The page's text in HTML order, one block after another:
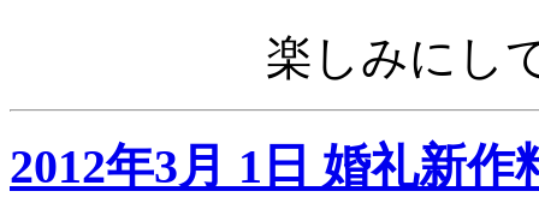
楽しみにし
2012年3月 1日 婚礼新